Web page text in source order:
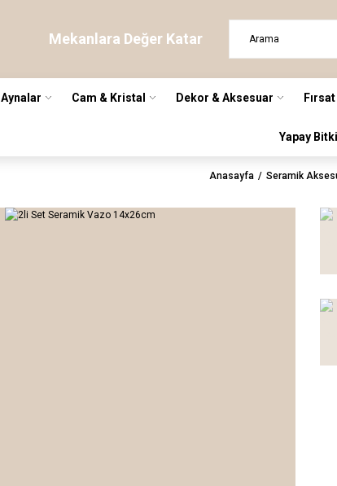
Mekanlara Değer Katar
Aynalar Cam & Kristal Dekor & Aksesuar
Yapay
Anasayfa Seramik